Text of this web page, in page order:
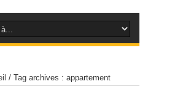
/ Tag archives : appartement